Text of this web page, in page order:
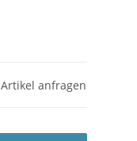
Artikel anfragen